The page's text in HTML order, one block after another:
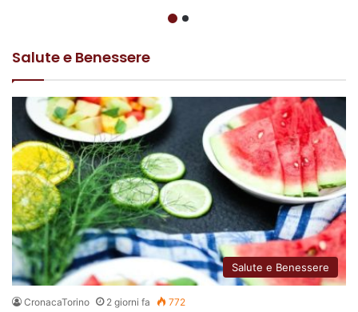
Salute e Benessere
Salute e Benessere
CronacaTorino 2 giorni fa 772